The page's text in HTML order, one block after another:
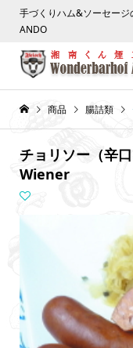
手づくりハム&ソーセー
ANDO
商品 腸詰類
チョリソー（辛
Wiener